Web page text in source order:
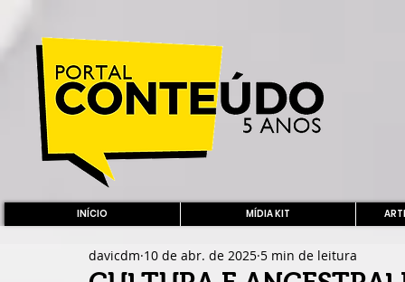
INÍCIO MÍDIA KIT
davicdm 10 de abr. de 2025 5 min de leitura